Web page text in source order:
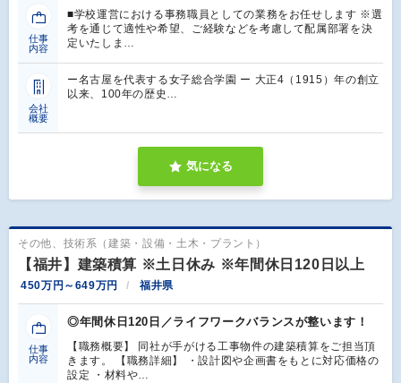
仕事
内容
■学校運営における事務職員としての業務をお任せします ※選
考を通じて適性や希望、ご経験などを考慮して配属部署を決
定いたしま…
会社
概要
ー名古屋を代表する女子総合学園 ー 大正4（1915）年の創立
以来、100年の歴史…
気になる
その他、技術系（建築・設備・土木・プラント）
【福井】建築積算 ※土日休み ※年間休日120日以上
450万円～649万円 福井県
仕事
内容
◎年間休日120日／ライフワークバランスが整います！
【職務概要】 同社が手がける工事物件の建築積算をご担当頂
きます。 【職務詳細】 ・設計図や企画書をもとに対応価格の
設定 ・材料や…